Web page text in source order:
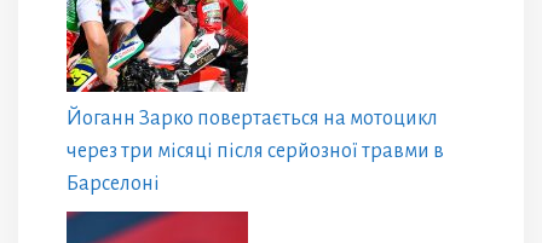
Йоганн Зарко повертається на мотоцикл
через три місяці після серйозної травми в
Барселоні